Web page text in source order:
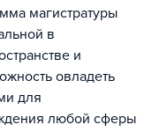
магистратуры
в
и
овладеть
для
любой сферы